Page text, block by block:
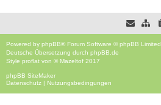
Powered by phpBB® Forum Software © phpBB Limited
Deutsche Übersetzung durch phpBB.de
Style proflat von © Mazeltof 2017
phpBB SiteMaker
Datenschutz | Nutzungsbedingungen